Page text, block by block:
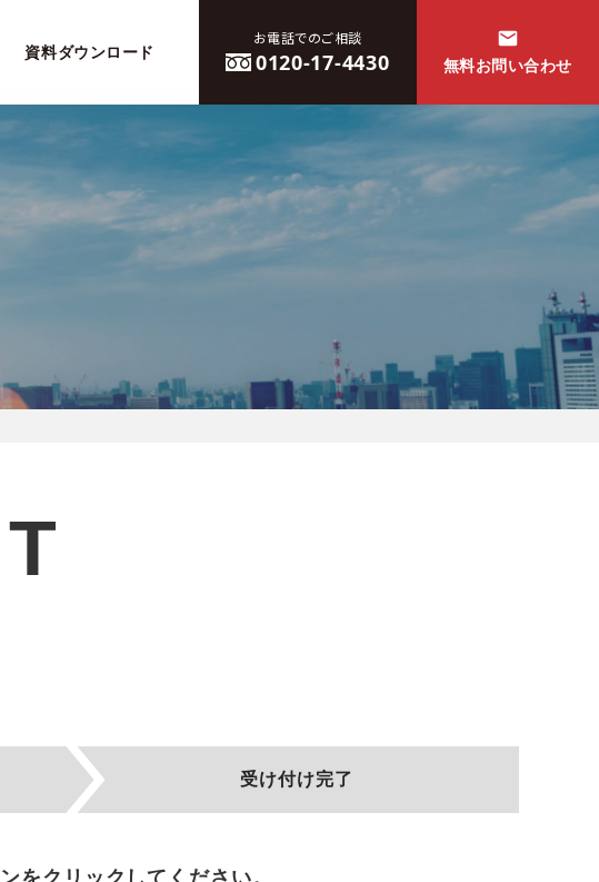
資料ダウンロード
お電話でのご相談
0120-17-4430 無料お問い合わせ
受け付け完了
をクリックしてください。